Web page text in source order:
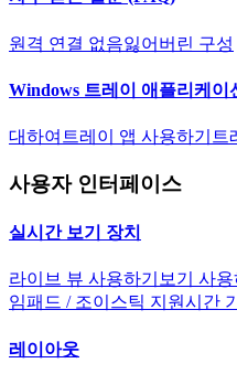
원격 연결 없음잃어버린 구성
Windows 트레이 애플리케이
대하여 트레이 앱 사용하기 트
사용자 인터페이스
실시간 보기 장치
라이브 뷰 사용하기 보기 사용
임패드 / 조이스틱 지원시간
레이아웃